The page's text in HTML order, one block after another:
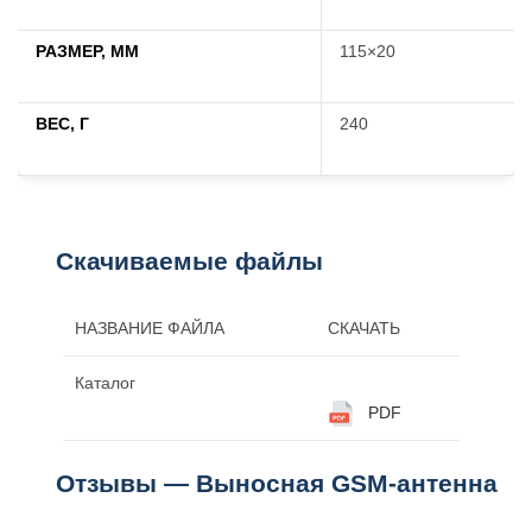
РАЗМЕР, ММ 115×20
ВЕС, Г 240
Скачиваемые файлы
НАЗВАНИЕ ФАЙЛА СКАЧАТЬ
Каталог
PDF
Отзывы — Выносная GSM-антенна